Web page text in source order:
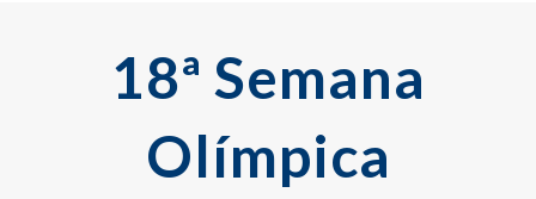
18ª Semana
Olímpica